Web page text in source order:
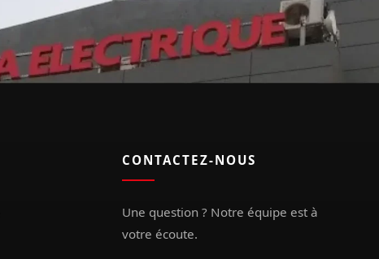
CONTACTEZ-NOUS
Une question ? Notre équipe est à
votre écoute.